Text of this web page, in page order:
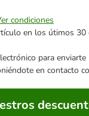
condiciones
en los útimos 30
para
en contacto